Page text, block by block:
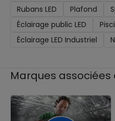
Rubans LED
Plafond
Éclairage public LED
Éclairage LED Industriel
Marques